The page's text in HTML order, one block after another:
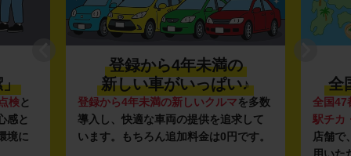
」
検と
感と
境に
登録から4年未満の
新しい車がいっぱい♪
登録から4年未満の新しいクルマを多数
導入し、快適な車両の提供を追求して
います。もちろん追加料金は0円です。
全
全国47
駅チカ
店舗で